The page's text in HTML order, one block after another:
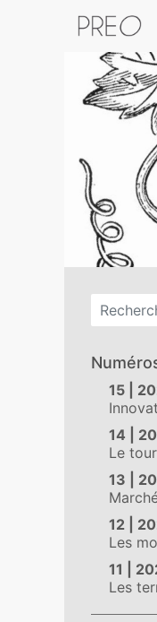
15 |
14 |
Le
13 |
12 |
Les
11 |
Les